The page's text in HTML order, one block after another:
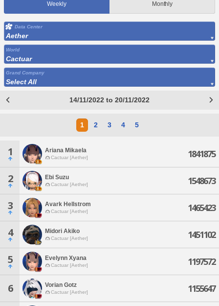
Weekly Monthly
Data Center
Aether
World
Cactuar
Grand Company
Select All
14/11/2022 to 20/11/2022
1 2 3 4 5
1 Ariana Mikaela
Cactuar [Aether] 1841875
2 Ebi Suzu
Cactuar [Aether] 1548673
3 Avark Hellstrom
Cactuar [Aether] 1465423
4 Midori Akiko
Cactuar [Aether] 1451102
5 Evelynn Xyana
Cactuar [Aether] 1197572
6 Vorian Gotz
Cactuar [Aether] 1155647